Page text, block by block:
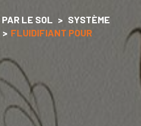
LE SOL
SYSTÈME
FLUIDIFIANT POUR